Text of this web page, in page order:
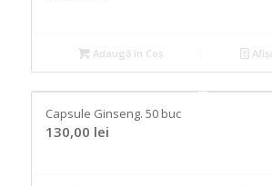
Adaugă în Coș
Capsule Ginseng. 50 buc
130,00 lei